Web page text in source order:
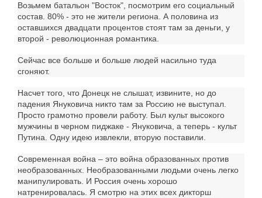
Возьмем батальон "Восток", посмотрим его социальный
состав. 80% - это не жители региона. А половина из
оставшихся двадцати процентов стоят там за деньги, у
второй - революционная романтика.
Сейчас все больше и больше людей насильно туда
сгоняют.
Насчет того, что Донецк не слышат, извините, но до
падения Януковича никто там за Россию не выступал.
Просто грамотно провели работу. Был культ высокого
мужчины в черном пиджаке - Януковича, а теперь - культ
Путина. Одну идею извлекли, вторую поставили.
Современная война – это война образованных против
необразованных. Необразованными людьми очень легко
манипулировать. И Россия очень хорошо
натренировалась. Я смотрю на этих всех дикторш